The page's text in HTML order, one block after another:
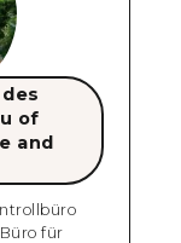
of
and
für